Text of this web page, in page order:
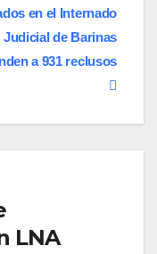
en el Internado
Judicial de Barinas
a 931 reclusos
LNA